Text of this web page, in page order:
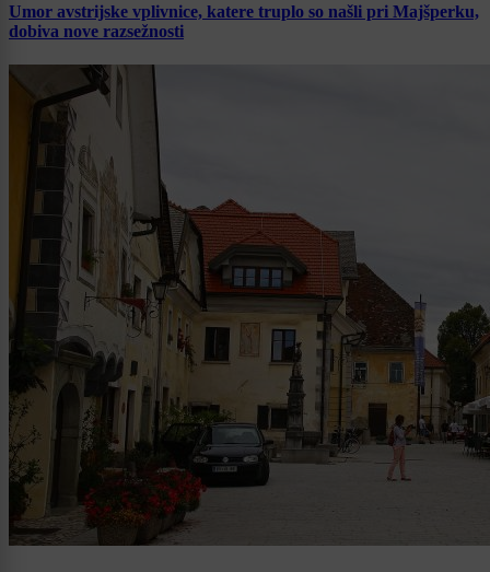
Umor avstrijske vplivnice, katere truplo so našli pri Majšperku,
dobiva nove razsežnosti